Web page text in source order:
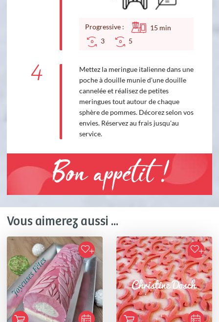
Progressive : 15 min
3
5
4
Mettez la meringue italienne dans une
poche à douille munie d'une douille
cannelée et réalisez de petites
meringues tout autour de chaque
sphère de pommes. Décorez selon vos
envies. Réservez au frais jusqu'au
service.
Bon appétit !
Vous aimerez aussi ...